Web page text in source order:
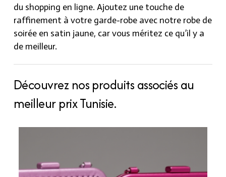
du shopping en ligne. Ajoutez une touche de
raffinement à votre garde-robe avec notre robe de
soirée en satin jaune, car vous méritez ce qu’il y a
de meilleur.
Découvrez nos produits associés au
meilleur prix Tunisie.